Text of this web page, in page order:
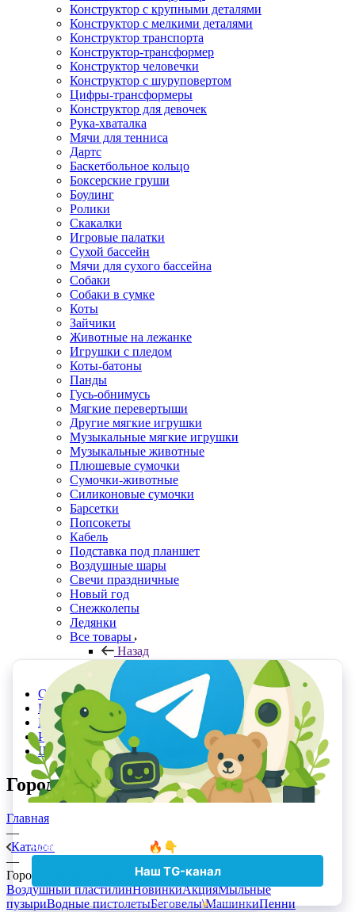
Конструктор с крупными деталями
Конструктор с мелкими деталями
Конструктор транспорта
Конструктор-трансформер
Конструктор человечки
Конструктор с шуруповертом
Цифры-трансформеры
Конструктор для девочек
Рука-хваталка
Мячи для тенниса
Дартс
Баскетбольное кольцо
Боксерские груши
Боулинг
Ролики
Скакалки
Игровые палатки
Сухой бассейн
Мячи для сухого бассейна
Собаки
Собаки в сумке
Коты
Зайчики
Животные на лежанке
Игрушки с пледом
Коты-батоны
Панды
Гусь-обнимусь
Мягкие перевертыши
Другие мягкие игрушки
Музыкальные мягкие игрушки
Музыкальные животные
Плюшевые сумочки
Сумочки-животные
Силиконовые сумочки
Барсетки
Попсокеты
Кабель
Подставка под планшет
Воздушные шары
Свечи праздничные
Новый год
Снежколепы
Ледянки
Все товары
Назад
Все товары
Планшеты для рисования
Скачать прайс в Excel
Прайс с Отсрочкой
Контакты
Реквизиты
Шоурумы и точки самовывоза
Городской транспорт
Главная
—
Каталог
—
Городской транспорт
Воздушный пластилинНовинкиАкцияМыльные
пузыриВодные пистолетыБеговелы\МашинкиПенни